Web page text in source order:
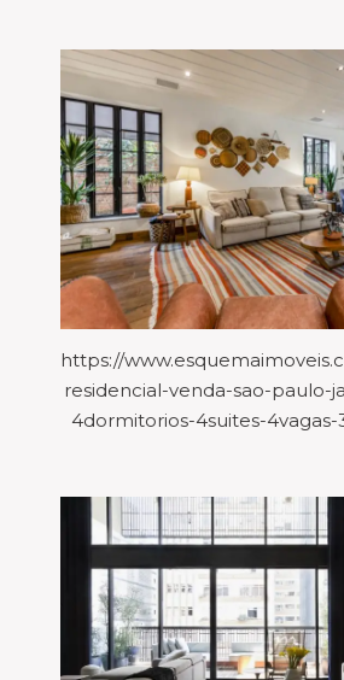
https://
residencial-venda-sao-paulo-
4dormitorios-4suites-4vagas-